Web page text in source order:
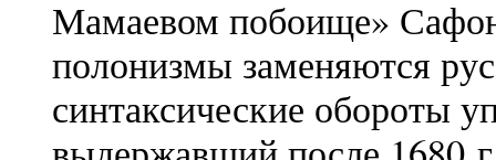
Мамаевом побоище»
полонизмы заменяются
синтаксические обороты